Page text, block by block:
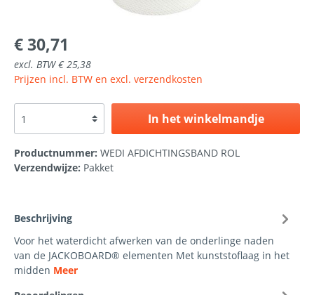
€ 30,71
excl. BTW € 25,38
Prijzen incl. BTW en excl. verzendkosten
In het winkelmandje
Productnummer: WEDI AFDICHTINGSBAND ROL
Verzendwijze: Pakket
Beschrijving
Voor het waterdicht afwerken van de onderlinge naden
van de JACKOBOARD® elementen Met kunststoflaag in het
midden Meer